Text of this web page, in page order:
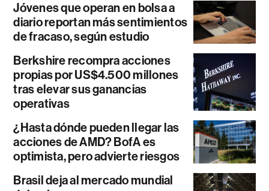
Jóvenes que operan en bolsa a
diario reportan más sentimientos
de fracaso, según estudio
Berkshire recompra acciones
propias por US$4.500 millones
tras elevar sus ganancias
operativas
¿Hasta dónde pueden llegar las
acciones de AMD? BofA es
optimista, pero advierte riesgos
Brasil deja al mercado mundial